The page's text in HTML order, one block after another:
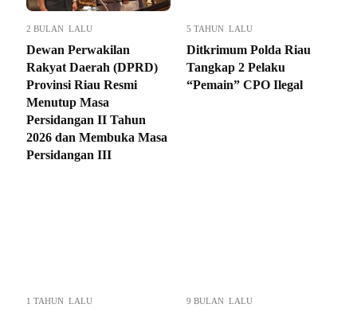
2 BULAN LALU
Dewan Perwakilan
Rakyat Daerah (DPRD)
Provinsi Riau Resmi
Menutup Masa
Persidangan II Tahun
2026 dan Membuka Masa
Persidangan III
5 TAHUN LALU
Ditkrimum Polda Riau
Tangkap 2 Pelaku
“Pemain” CPO Ilegal
1 TAHUN LALU 9 BULAN LALU